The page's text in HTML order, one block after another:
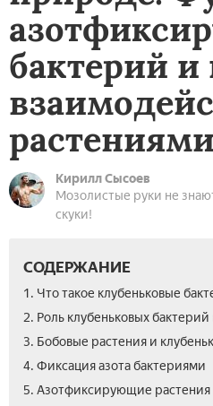
бактерий и
растениями
Кирилл Сысоев
Мозолистые руки не
скуки!
СОДЕРЖАНИЕ
1. Что такое клубеньковые
2. Роль клубеньковых
3. Бобовые растения и
4. Фиксация азота бактериями
5. Азотфиксирующие растения